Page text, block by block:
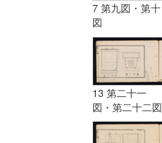
7 第九図・第十
図
13 第二十一
図・第二十二図